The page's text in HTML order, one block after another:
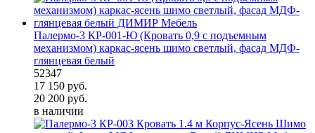
Палермо-3 КР-001-Ю (Кровать 0,9 с подъемным
механизмом) каркас-ясень шимо светлый, фасад МДФ-
глянцевая белый
52347
17 150 руб.
20 200 руб.
в наличии